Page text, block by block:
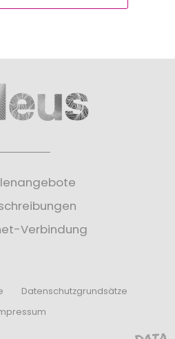
Verbindung
Datenschutzgrundsätze